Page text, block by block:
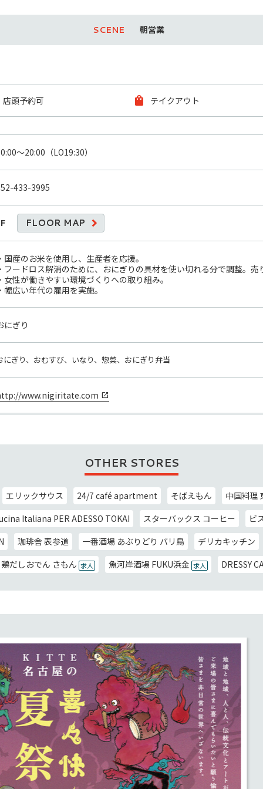
朝営業
店頭予約可 テイクアウト
～20:00（LO19:30）
433-3995
FLOOR MAP
国産のお米を使用し、生産者を応援。
フードロス解消のために、おにぎりの具材を使い切れる分で調整。
女性が働きやすい環境づくりへの取り組み。
幅広い年代の雇用を実施。
にぎり
にぎり、おむすび、いなり、惣菜、おにぎり弁当
www.nigiritate.com
OTHER STORES
エリックサウス 24/7 café apartment そばえもん
中国料理
Italiana PER ADESSO TOKAI
スターバックス コーヒー
ビ
珈琲舎 表参道 一番酒場 あぶりどり バリ鳥
デリカキッチン
鶏だしおでん さもん 求人 魚河岸酒場 FUKU浜金 求人 DRESSY